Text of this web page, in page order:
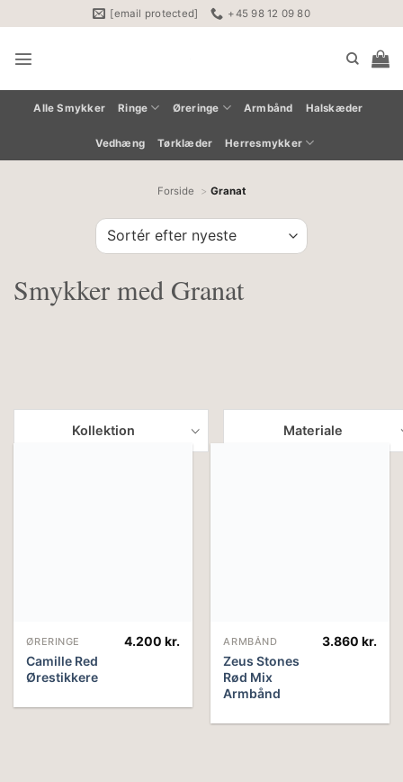
til
indhold
[email protected] +45 98 12 09 80
Alle Smykker Ringe Øreringe Armbånd Halskæder
Vedhæng Tørklæder Herresmykker
Forside Granat
Smykker med Granat
Kollektion Materiale
ØRERINGE
Camille Red
Ørestikkere
4.200 kr. ARMBÅND
Zeus Stones
Rød Mix
Armbånd
3.860 kr.